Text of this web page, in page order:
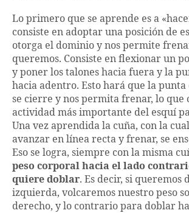
Lo primero que se aprende es a
consiste en adoptar una posición de
otorga el dominio y nos permite
queremos. Consiste en flexionar un
y poner los talones hacia fuera y la
hacia adentro. Esto hará que la punta
se cierre y nos permita frenar, lo que
actividad más importante del esquí
Una vez aprendida la cuña, con la
avanzar en línea recta y frenar, se
Eso se logra, siempre con la misma
peso corporal hacia el lado
quiere doblar. Es decir, si queremos
izquierda, volcaremos nuestro peso
derecho, y lo contrario para doblar